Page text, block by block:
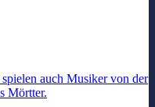
auch Musiker von der
Mörtter.